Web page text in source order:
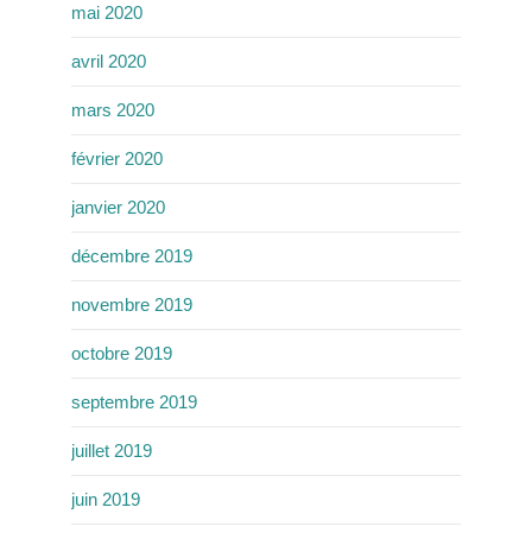
mai 2020
avril 2020
mars 2020
février 2020
janvier 2020
décembre 2019
novembre 2019
octobre 2019
septembre 2019
juillet 2019
juin 2019